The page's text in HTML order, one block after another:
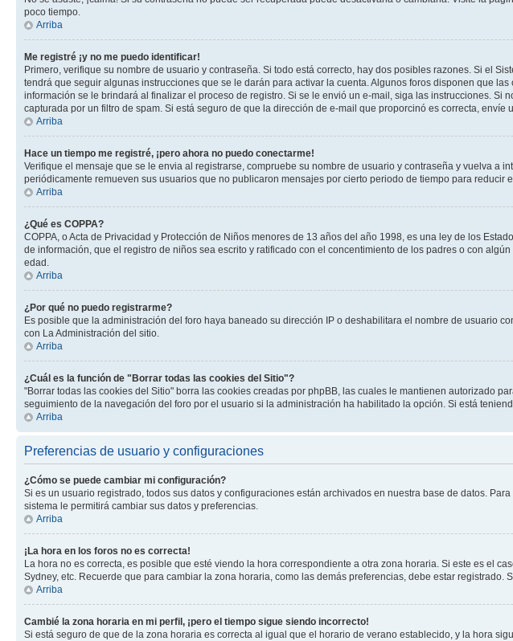
poco tiempo.
Arriba
Me registré ¡y no me puedo identificar!
Primero, verifique su nombre de usuario y contraseña. Si todo está correcto, hay dos posibles razones. Si el
tendrá que seguir algunas instrucciones que se le darán para activar la cuenta. Algunos foros disponen que
información se le brindará al finalizar el proceso de registro. Si se le envió un e-mail, siga las instrucciones.
capturada por un filtro de spam. Si está seguro de que la dirección de e-mail que proporcinó es correcta, envíe
Arriba
Hace un tiempo me registré, ¡pero ahora no puedo conectarme!
Verifique el mensaje que se le envia al registrarse, compruebe su nombre de usuario y contraseña y vuelva
periódicamente remueven sus usuarios que no publicaron mensajes por cierto periodo de tiempo para
Arriba
¿Qué es COPPA?
COPPA, o Acta de Privacidad y Protección de Niños menores de 13 años del año 1998, es una ley de los
de información, que el registro de niños sea escrito y ratificado con el concentimiento de los padres o con
edad.
Arriba
¿Por qué no puedo registrarme?
Es posible que la administración del foro haya baneado su dirección IP o deshabilitara el nombre de usuario
con La Administración del sitio.
Arriba
¿Cuál es la función de "Borrar todas las cookies del Sitio"?
"Borrar todas las cookies del Sitio" borra las cookies creadas por phpBB, las cuales le mantienen autorizado
seguimiento de la navegación del foro por el usuario si la administración ha habilitado la opción. Si está
Arriba
Preferencias de usuario y configuraciones
¿Cómo se puede cambiar mi configuración?
Si es un usuario registrado, todos sus datos y configuraciones están archivados en nuestra base de datos.
sistema le permitirá cambiar sus datos y preferencias.
Arriba
¡La hora en los foros no es correcta!
La hora no es correcta, es posible que esté viendo la hora correspondiente a otra zona horaria. Si este es el
Sydney, etc. Recuerde que para cambiar la zona horaria, como las demás preferencias, debe estar registrado.
Arriba
Cambié la zona horaria en mi perfil, ¡pero el tiempo sigue siendo incorrecto!
Si está seguro de que de la zona horaria es correcta al igual que el horario de verano establecido, y la hora